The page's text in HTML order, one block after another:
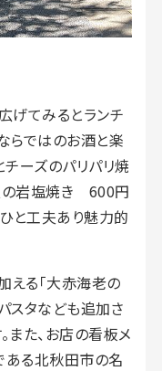
げてみるとランチ
らではのお酒と楽
チーズのパリパリ焼
の岩塩焼き 600円
ひと工夫あり魅力的
える「大赤海老の
スタなども追加さ
また、お店の看板メ
ある北秋田市の名